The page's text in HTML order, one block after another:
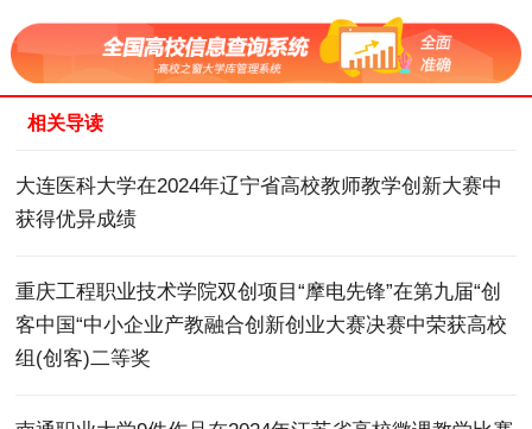
相关导读
大连医科大学在2024年辽宁省高校教师教学创新大赛中
获得优异成绩
重庆工程职业技术学院双创项目“摩电先锋”在第九届“创
客中国“中小企业产教融合创新创业大赛决赛中荣获高校
组(创客)二等奖